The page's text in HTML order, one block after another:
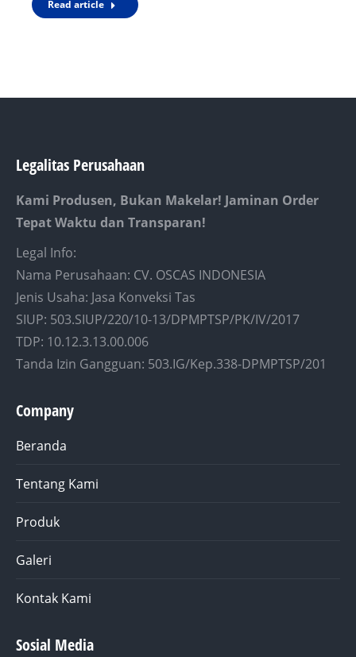
Read article
Legalitas Perusahaan
Kami Produsen, Bukan Makelar! Jaminan Order
Tepat Waktu dan Transparan!
Legal Info:
Nama Perusahaan: CV. OSCAS INDONESIA
Jenis Usaha: Jasa Konveksi Tas
SIUP: 503.SIUP/220/10-13/DPMPTSP/PK/IV/2017
TDP: 10.12.3.13.00.006
Tanda Izin Gangguan: 503.IG/Kep.338-DPMPTSP/201
Company
Beranda
Tentang Kami
Produk
Galeri
Kontak Kami
Sosial Media